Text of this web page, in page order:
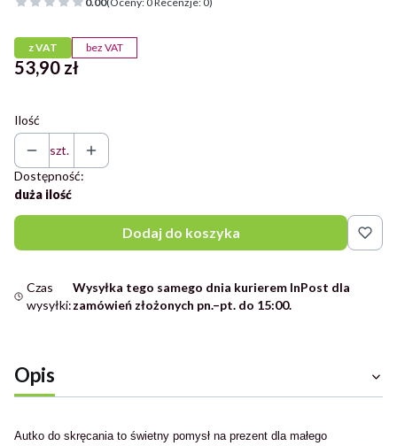
z VAT bez VAT
Cena
53,90 zł
Ilość
szt.
Dostępność:
duża ilość
Dodaj do koszyka
Czas
wysyłki:
Wysyłka tego samego dnia kurierem InPost dla
zamówień złożonych pn.–pt. do 15:00.
Opis
Autko do skręcania to świetny pomysł na prezent dla małego